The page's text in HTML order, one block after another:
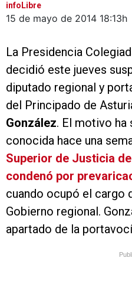
infoLibre
15 de mayo de 2014 18:13h
La Presidencia
decidió este jueves
diputado regional y
del Principado de
González. El motivo ha
conocida hace una
Superior de Justicia
condenó por
cuando ocupó el cargo
Gobierno regional.
apartado de la